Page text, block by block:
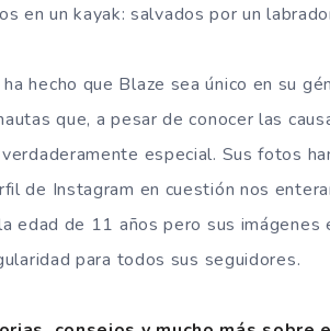
en un kayak: salvados por un
hecho que Blaze sea único en su
que, a pesar de conocer las
especial. Sus fotos
de Instagram en cuestión nos
edad de 11 años pero sus imágenes
para todos sus seguidores.